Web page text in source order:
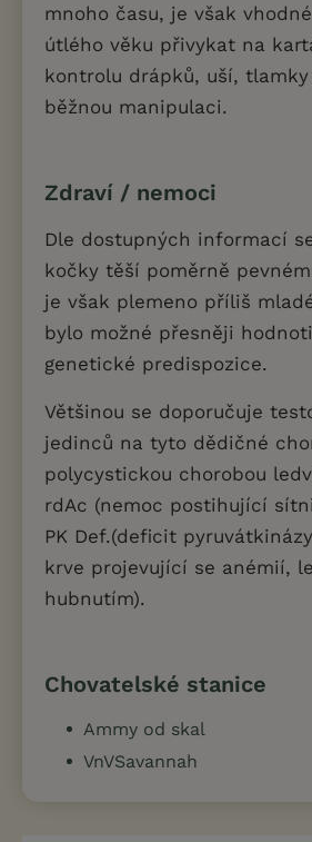
mnoho času, je však
útlého věku přivykat na
kontrolu drápků, uší,
běžnou manipulaci.
Zdraví / nemoci
Dle dostupných informací
kočky těší poměrně
je však plemeno příliš
bylo možné přesněji
genetické predispozice.
Většinou se doporučuje
jedinců na tyto dědičné
polycystickou chorobou
rdAc (nemoc postihující
PK Def.(deficit
krve projevující se anémií,
hubnutím).
Chovatelské stanice
Ammy od skal
VnVSavannah